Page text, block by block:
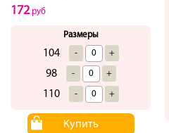
172руб
Размеры
104 - +
98 - +
110 - +
Купить